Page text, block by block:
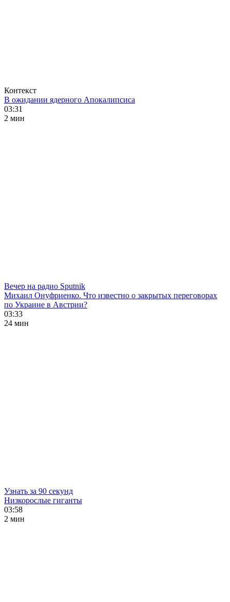
Контекст
В ожидании ядерного Апокалипсиса
03:31
2 мин
Вечер на радио Sputnik
Михаил Онуфриенко. Что известно о закрытых переговорах
по Украине в Австрии?
03:33
24 мин
Узнать за 90 секунд
Низкорослые гиганты
03:58
2 мин